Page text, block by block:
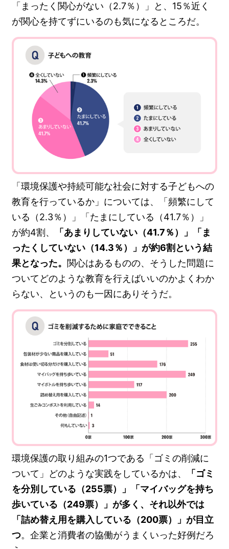
「まったく関心がない（2.7％）」と、15％近く
が関心を持てずにいるのも気になるところだ。
「環境保護や持続可能な社会に対する子どもへの
教育を行っているか」については、「頻繁にして
いる（2.3％）」「たまにしている（41.7％）」
が約4割、
「あまりしていない（41.7％）」「ま
ったくしていない（14.3％）」が約6割という結
果となった。関心はあるものの、そうした問題に
ついてどのような教育を行えばいいのかよくわか
らない、というのも一因にありそうだ。
環境保護の取り組みの1つである「ゴミの削減に
ついて」どのような実践をしているかは、
「ゴミ
を分別している（255票）」「マイバッグを持ち
歩いている（249票）」が多く、それ以外では
「詰め替え用を購入している（200票）」が目立
つ。企業と消費者の協働がうまくいった好例だろ